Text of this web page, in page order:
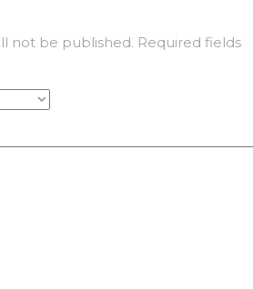
not be published. Required fields